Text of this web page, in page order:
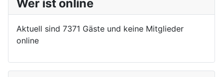
Wer ist online
Aktuell sind 7371 Gäste und keine Mitglieder
online